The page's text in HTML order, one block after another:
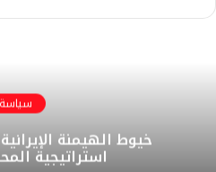
سياسة
خيوط الهيمنة
استراتيجية